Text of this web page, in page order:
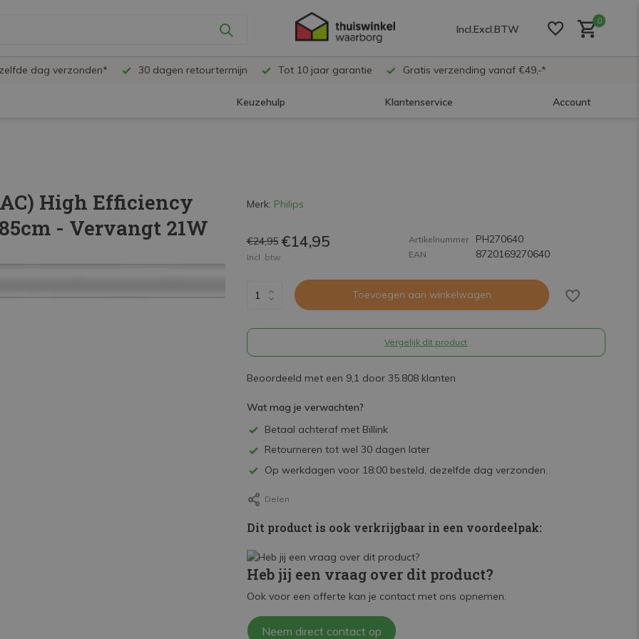
Incl.Excl.BTW
0
dag verzonden* 30 dagen retourtermijn Tot 10 jaar garantie Gratis verzending vanaf €49,-*
Keuzehulp Klantenservice Account
High Efficiency
- Vervangt 21W
Merk: Philips
€24,95 €14,95
Incl. btw
Artikelnummer PH270640
EAN 8720169270640
Toevoegen aan winkelwagen
Vergelijk dit product
Beoordeeld met een 9,1 door 35.808 klanten
Wat mag je verwachten?
Betaal achteraf met Billink
Retourneren tot wel 30 dagen later
Op werkdagen voor 18:00 besteld, dezelfde dag verzonden.
Delen
Dit product is ook verkrijgbaar in een voordeelpak:
Heb jij een vraag over dit product?
Ook voor een offerte kan je contact met ons opnemen.
Neem direct contact op